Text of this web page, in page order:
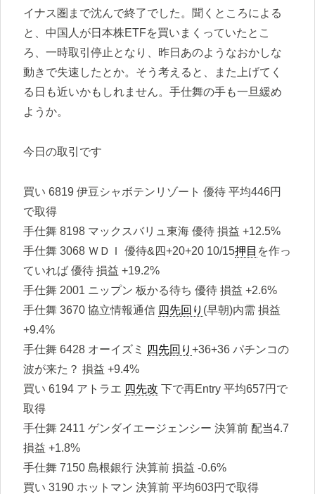
イナス圏まで沈んで終了でした。聞くところによる
と、中国人が日本株ETFを買いまくっていたとこ
ろ、一時取引停止となり、昨日あのようなおかしな
動きで失速したとか。そう考えると、また上げてく
る日も近いかもしれません。手仕舞の手も一旦緩め
ようか。
今日の取引です
買い 6819 伊豆シャボテンリゾート 優待 平均446円
で取得
手仕舞 8198 マックスバリュ東海 優待 損益 +12.5%
手仕舞 3068 ＷＤＩ 優待&四+20+20 10/15押目 を作っ
ていれば 優待 損益 +19.2%
手仕舞 2001 ニップン 板かる待ち 優待 損益 +2.6%
手仕舞 3670 協立情報通信 四先回り (早朝)内需 損益
+9.4%
手仕舞 6428 オーイズミ
四先回り +36+36 パチンコの
波が来た？ 損益 +9.4%
買い 6194 アトラエ 四先改 下で再Entry 平均657円で
取得
手仕舞 2411 ゲンダイエージェンシー 決算前 配当4.7
損益 +1.8%
手仕舞 7150 島根銀行 決算前 損益 -0.6%
買い 3190 ホットマン 決算前 平均603円で取得